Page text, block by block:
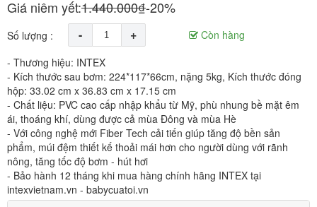
Giá niêm yết:1.440.000₫-20%
Số lượng : - +
Còn hàng
- Thương hiệu: INTEX
- Kích thước sau bơm: 224*117*66cm, nặng 5kg, Kích thước đóng
hộp: 33.02 cm x 36.83 cm x 17.15 cm
- Chất liệu: PVC cao cấp nhập khẩu từ Mỹ, phù nhung bề mặt êm
ái, thoáng khí, dùng được cả mùa Đông và mùa Hè
- Với công nghệ mới Fiber Tech cải tiến giúp tăng độ bền sản
phẩm, múi đệm thiết kế thoải mái hơn cho người dùng với rãnh
nông, tăng tốc độ bơm - hút hơi
- Bảo hành 12 tháng khi mua hàng chính hãng INTEX tại
intexvietnam.vn - babycuatoi.vn